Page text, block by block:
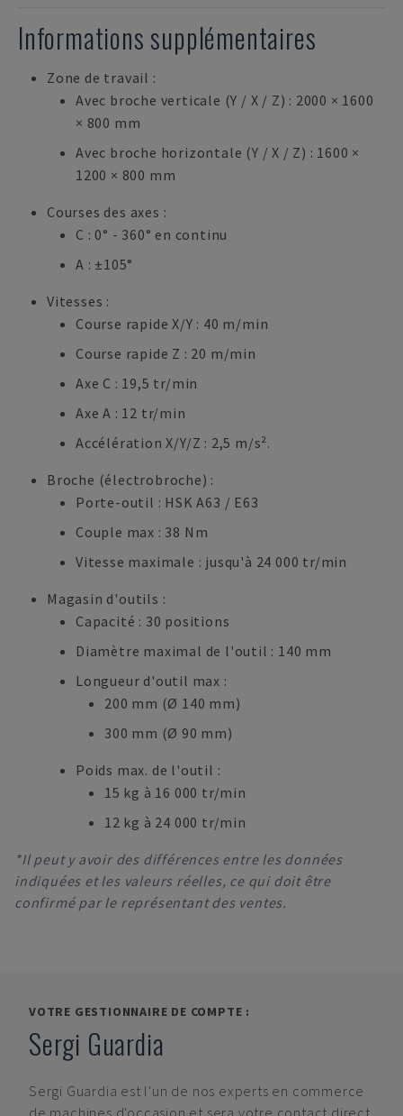
Informations supplémentaires
Zone de travail :
Avec broche verticale (Y / X / Z) : 2000 × 1600
× 800 mm
Avec broche horizontale (Y / X / Z) : 1600 ×
1200 × 800 mm
Courses des axes :
C : 0° - 360° en continu
A : ±105°
Vitesses :
Course rapide X/Y : 40 m/min
Course rapide Z : 20 m/min
Axe C : 19,5 tr/min
Axe A : 12 tr/min
Accélération X/Y/Z : 2,5 m/s².
Broche (électrobroche) :
Porte-outil : HSK A63 / E63
Couple max : 38 Nm
Vitesse maximale : jusqu'à 24 000 tr/min
Magasin d'outils :
Capacité : 30 positions
Diamètre maximal de l'outil : 140 mm
Longueur d'outil max :
200 mm (Ø 140 mm)
300 mm (Ø 90 mm)
Poids max. de l'outil :
15 kg à 16 000 tr/min
12 kg à 24 000 tr/min
*Il peut y avoir des différences entre les données
indiquées et les valeurs réelles, ce qui doit être
confirmé par le représentant des ventes.
VOTRE GESTIONNAIRE DE COMPTE :
Sergi Guardia
Sergi Guardia est l'un de nos experts en commerce
de machines d'occasion et sera votre contact direct